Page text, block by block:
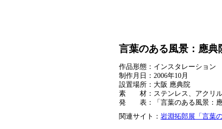
言葉のある風景：應典
作品形態：インスタレーション
制作月日：2006年10月
設置場所：大阪 應典院
素 材：ステンレス、アクリル
発 表：「言葉のある風景：應
関連サイト： 岩淵拓郎展「言葉